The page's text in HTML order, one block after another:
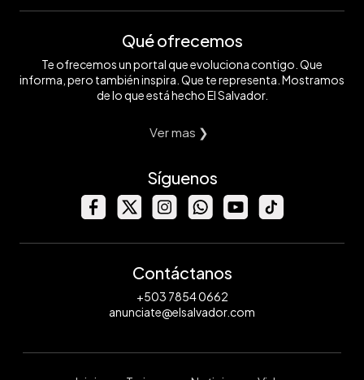
Qué ofrecemos
Te ofrecemos un portal que evoluciona contigo. Que
informa, pero también inspira. Que te representa. Mostramos
de lo que está hecho El Salvador.
Ver mas ❯
Síguenos
Contáctanos
+503 7854 0662
anunciate@elsalvador.com